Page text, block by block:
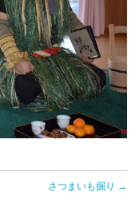
さつまいも掘り →